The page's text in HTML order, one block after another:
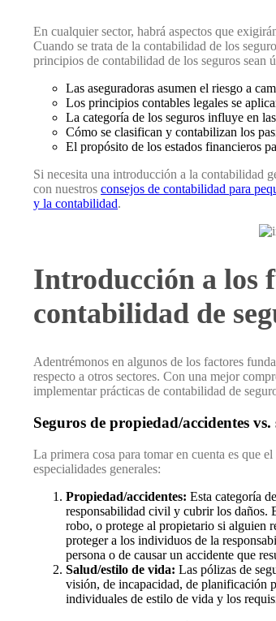
En cualquier sector, habrá aspectos que
Cuando se trata de la contabilidad de los
principios de contabilidad de los seguros sean
Las aseguradoras asumen el riesgo a
Los principios contables legales se
La categoría de los seguros influye en
Cómo se clasifican y contabilizan los
El propósito de los estados financieros
Si necesita una introducción a la contabilidad
con nuestros consejos de contabilidad para
y la contabilidad.
Introducción a los
contabilidad de
Adentrémonos en algunos de los factores
respecto a otros sectores. Con una mejor
implementar prácticas de contabilidad de
Seguros de propiedad/accidentes
La primera cosa para tomar en cuenta es que
especialidades generales:
Propiedad/accidentes: Esta categoría
responsabilidad civil y cubrir los daños.
robo, o protege al propietario si alguien
proteger a los individuos de la
persona o de causar un accidente que
Salud/estilo de vida: Las pólizas de
visión, de incapacidad, de planificación
individuales de estilo de vida y los